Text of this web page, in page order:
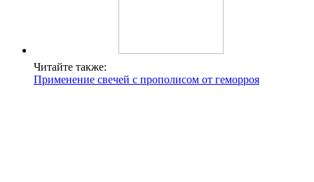
Читайте также:
Применение свечей с прополисом от геморроя